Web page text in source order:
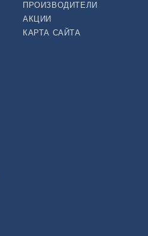
ПРОИЗВОДИТЕЛИ
АКЦИИ
КАРТА САЙТА